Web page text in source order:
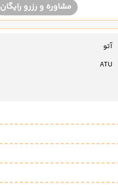
مشاوره و رزرو رایگان
آتو
ATU